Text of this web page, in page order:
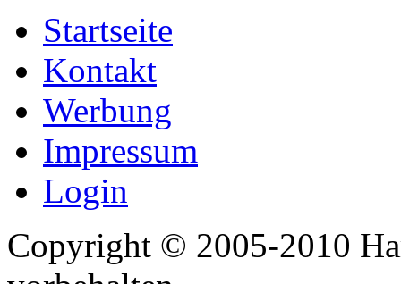
Startseite
Kontakt
Werbung
Impressum
Login
Copyright © 2005-2010